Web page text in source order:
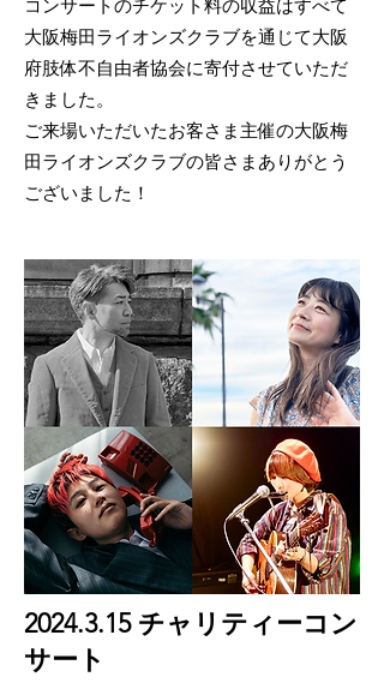
コンサートのチケット料の収益はすべて
大阪梅田ライオンズクラブを通じて大阪
府肢体不自由者協会に寄付させていただ
きました。
ご来場いただいたお客さま主催の大阪梅
田ライオンズクラブの皆さまありがとう
ございました！
2024.3.15チャリティーコン
サート